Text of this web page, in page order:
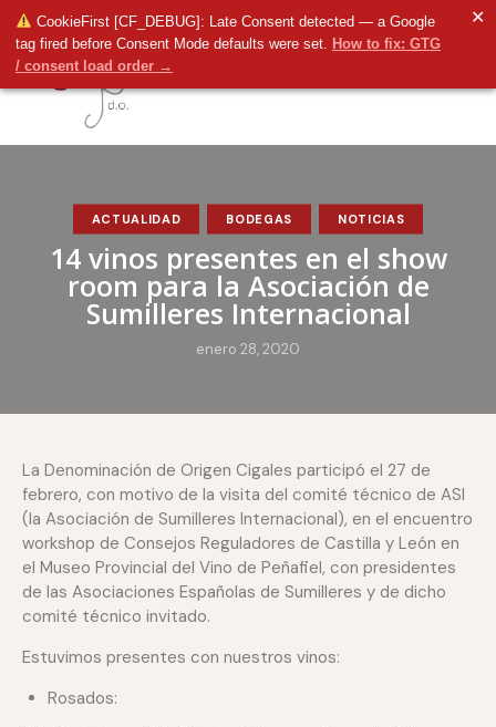
CookieFirst [CF_DEBUG]: Late Consent detected — a Google
tag fired before Consent Mode defaults were set. How to fix: GTG
/ consent load order →
✕
ACTUALIDAD BODEGAS NOTICIAS
14 vinos presentes en el show
room para la Asociación de
Sumilleres Internacional
enero 28, 2020
La Denominación de Origen Cigales participó el 27 de
febrero, con motivo de la visita del comité técnico de ASI
(la Asociación de Sumilleres Internacional), en el encuentro
workshop de Consejos Reguladores de Castilla y León en
el Museo Provincial del Vino de Peñafiel, con presidentes
de las Asociaciones Españolas de Sumilleres y de dicho
comité técnico invitado.
Estuvimos presentes con nuestros vinos:
Rosados: